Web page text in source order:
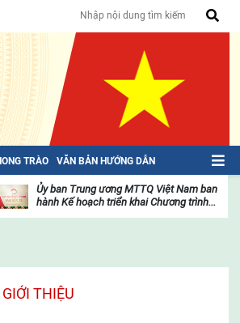
TRÀO VĂN BẢN HƯỚNG DẪN
trận
Ủy ban Trung ương MTTQ Việt Nam ban
hành Kế hoạch triển khai Chương trình...
GIỚI THIỆU